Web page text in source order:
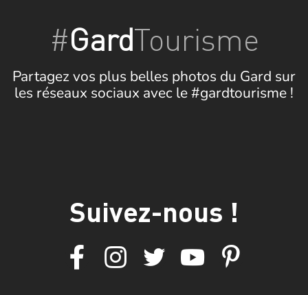
#GardTourisme
Partagez vos plus belles photos du Gard sur
les réseaux sociaux avec le #gardtourisme !
Suivez-nous !